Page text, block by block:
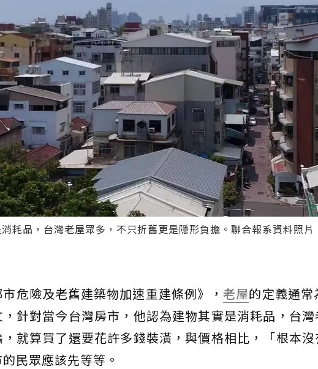
耗品，台灣老屋眾多，不只折舊更是隱形負擔。聯合報系資料照片
危險及老舊建築物加速重建條例》，老屋的定義通常
針對當今台灣房市，他認為建物其實是消耗品，台
就算買了還要花許多錢裝潢，與價格相比，「根本
民眾應該先等等。